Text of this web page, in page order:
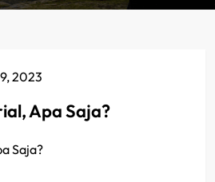
2023
Apa Saja?
Saja?